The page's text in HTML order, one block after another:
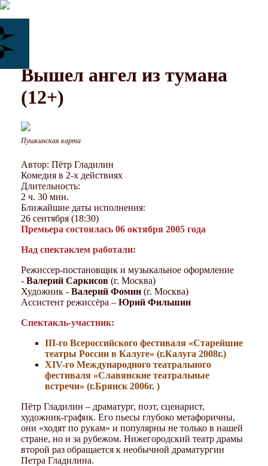
Вышел ангел из тумана
(12+)
Пушкинская карта
Автор: Пётр Гладилин
Комедия в 2-х действиях
Длительность:
2 ч. 30 мин.
Ближайшие даты исполнения:
26 сентября (18:30)
Премьера состоялась 06 октября 2005 года
Над спектаклем работали:
Режиссер-постановщик и музыкальное оформление
- Валерий Саркисов (г. Москва)
Художник - Валерий Фомин (г. Москва)
Ассистент режиссёра – Юрий Фильшин
Спектакль-участник:
III-го Всероссийского фестиваля «Старейшие
театры России в Калуге» (г.Калуга 2008г.)
XIV-го Международного театрального
фестиваля «Славянские театральные
встречи» (г.Брянск 2006г. )
Пётр Гладилин – драматург, поэт, сценарист,
художник-график. Его пьесы глубоко метафоричны,
они «ходят по рукам» и популярны не только в нашей
стране, но и за рубежом. Нижегородский театр драмы
второй раз обращается к необычной драматургии
Петра Гладилина.